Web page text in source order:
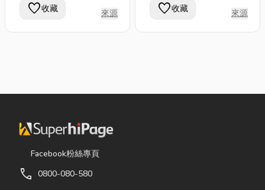
favorite收藏 來源 favorite收藏 來源
Facebook粉絲專頁
call 0800-080-580